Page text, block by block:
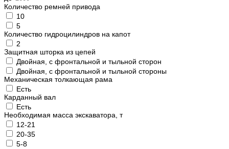
Количество ремней привода
10
5
Количество гидроцилиндров на капот
2
Защитная шторка из цепей
Двойная, с фронтальной и тыльной сторон
Двойная, с фронтальной и тыльной стороны
Механическая толкающая рама
Есть
Карданный вал
Есть
Необходимая масса экскаватора, т
12-21
20-35
5-8